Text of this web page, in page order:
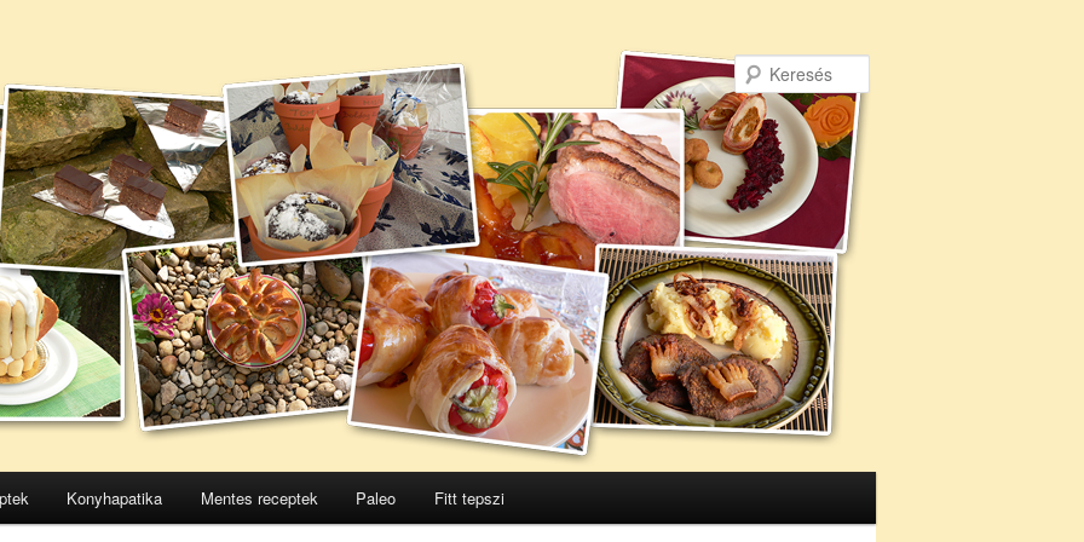
Konyhapatika Mentes receptek Paleo Fitt tepszi